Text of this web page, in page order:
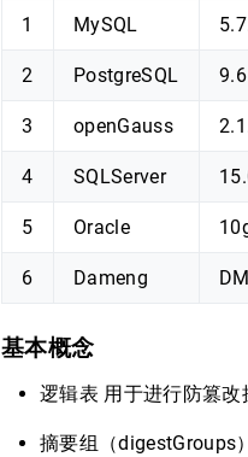
1 MySQL
2 PostgreSQL
3 openGauss
4 SQLServer
5 Oracle
6 Dameng
基本概念
逻辑表 用于进行防篡改
摘要组（digestGroups